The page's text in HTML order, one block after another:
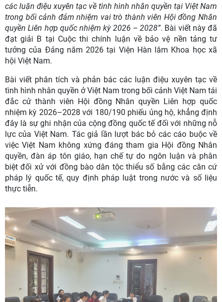
các luận điệu xuyên tạc về tình hình nhân quyền tại Việt Nam
trong bối cảnh đảm nhiệm vai trò thành viên Hội đồng Nhân
quyền Liên hợp quốc nhiệm kỳ 2026 – 2028”. Bài viết này đã
đạt giải B tại Cuộc thi chính luận về bảo vệ nền tảng tư
tưởng của Đảng năm 2026 tại Viện Hàn lâm Khoa học xã
hội Việt Nam.
Bài viết phân tích và phản bác các luận điệu xuyên tạc về
tình hình nhân quyền ở Việt Nam trong bối cảnh Việt Nam tái
đắc cử thành viên Hội đồng Nhân quyền Liên hợp quốc
nhiệm kỳ 2026–2028 với 180/190 phiếu ủng hộ, khẳng định
đây là sự ghi nhận của cộng đồng quốc tế đối với những nỗ
lực của Việt Nam. Tác giả lần lượt bác bỏ các cáo buộc về
việc Việt Nam không xứng đáng tham gia Hội đồng Nhân
quyền, đàn áp tôn giáo, hạn chế tự do ngôn luận và phân
biệt đối xử với đồng bào dân tộc thiểu số bằng các căn cứ
pháp lý quốc tế, quy định pháp luật trong nước và số liệu
thực tiễn.